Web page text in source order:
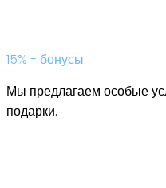
15% - бонусы
Мы предлагаем особые
подарки.